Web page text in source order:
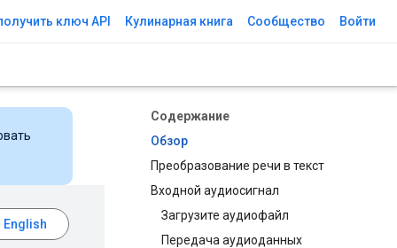
ключ API Кулинарная книга Сообщество Войти
Содержание
Обзор
Преобразование речи в текст
Входной аудиосигнал
Загрузите аудиофайл
Передача аудиоданных